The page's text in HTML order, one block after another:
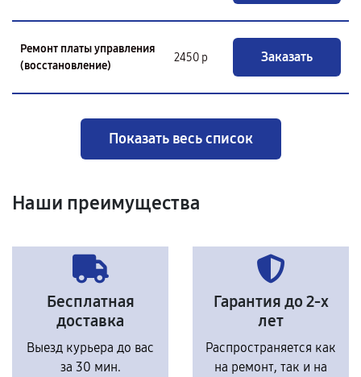
Ремонт платы управления
(восстановление)
2450 р Заказать
Показать весь список
Наши преимущества
Бесплатная
доставка
Выезд курьера до вас
за 30 мин.
Гарантия до 2-х
лет
Распространяется как
на ремонт, так и на